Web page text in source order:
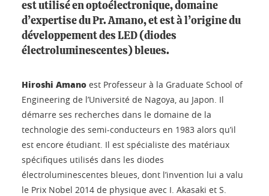
est utilisé en optoélectronique, domaine
d’expertise du Pr. Amano, et est à l’origine du
développement des LED (diodes
électroluminescentes) bleues.
Hiroshi Amano est Professeur à la Graduate School of
Engineering de l’Université de Nagoya, au Japon. Il
démarre ses recherches dans le domaine de la
technologie des semi-conducteurs en 1983 alors qu’il
est encore étudiant. Il est spécialiste des matériaux
spécifiques utilisés dans les diodes
électroluminescentes bleues, dont l’invention lui a valu
le Prix Nobel 2014 de physique avec I. Akasaki et S.